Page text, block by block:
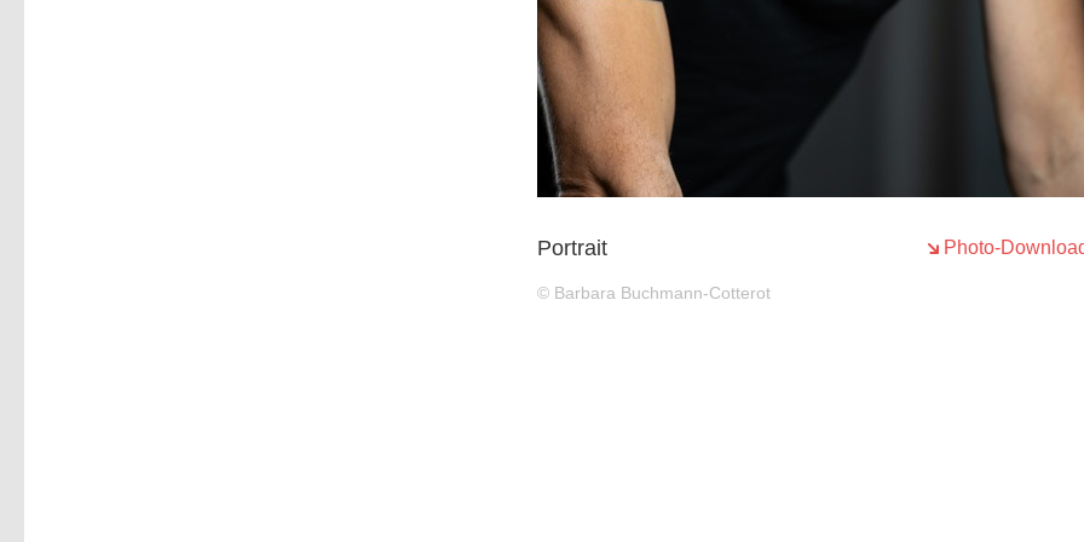
Portrait Photo-
© Barbara Buchmann-Cotterot